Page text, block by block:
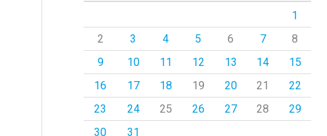
1
2
3 4 5 6 7
8
9
10 11 12 13 14
15
16
17 18 19 20 21
22
23
24 25 26 27 28
29
30
31